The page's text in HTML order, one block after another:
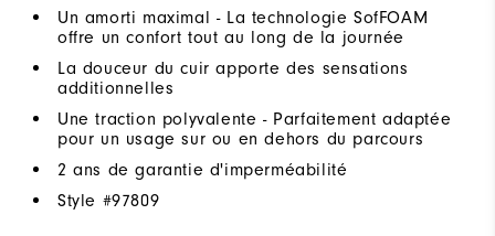
Un amorti maximal - La technologie SofFOAM
offre un confort tout au long de la journée
La douceur du cuir apporte des sensations
additionnelles
Une traction polyvalente - Parfaitement adaptée
pour un usage sur ou en dehors du parcours
2 ans de garantie d'imperméabilité
Style #97809